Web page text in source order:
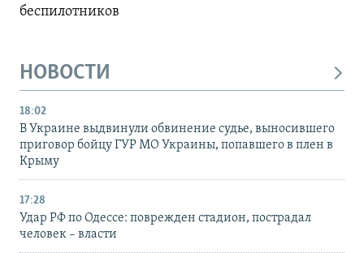
беспилотников
НОВОСТИ
18:02
В Украине выдвинули обвинение судье, выносившего
приговор бойцу ГУР МО Украины, попавшего в плен в
Крыму
17:28
Удар РФ по Одессе: поврежден стадион, пострадал
человек – власти